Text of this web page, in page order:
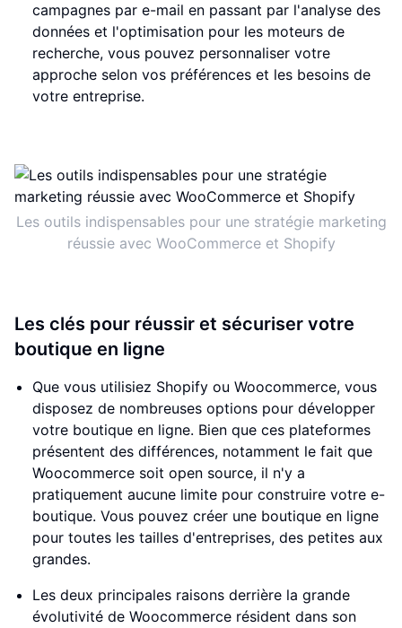
campagnes par e-mail en passant par l'analyse des
données et l'optimisation pour les moteurs de
recherche, vous pouvez personnaliser votre
approche selon vos préférences et les besoins de
votre entreprise.
Les outils indispensables pour une stratégie marketing
réussie avec WooCommerce et Shopify
Les clés pour réussir et sécuriser votre
boutique en ligne
Que vous utilisiez Shopify ou Woocommerce, vous
disposez de nombreuses options pour développer
votre boutique en ligne. Bien que ces plateformes
présentent des différences, notamment le fait que
Woocommerce soit open source, il n'y a
pratiquement aucune limite pour construire votre e-
boutique. Vous pouvez créer une boutique en ligne
pour toutes les tailles d'entreprises, des petites aux
grandes.
Les deux principales raisons derrière la grande
évolutivité de Woocommerce résident dans son